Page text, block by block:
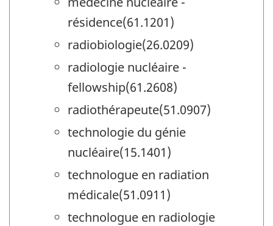
résidence(61.1201)
radiobiologie(26.0209)
radiologie nucléaire -
fellowship(61.2608)
radiothérapeute(51.0907)
technologie du génie
nucléaire(15.1401)
technologue en radiation
médicale(51.0911)
technologue en radiologie